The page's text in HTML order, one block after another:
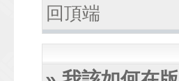
回頂端